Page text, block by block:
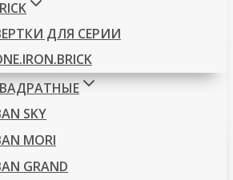
ДЛЯ СЕРИИ
SKY
MORI
GRAND